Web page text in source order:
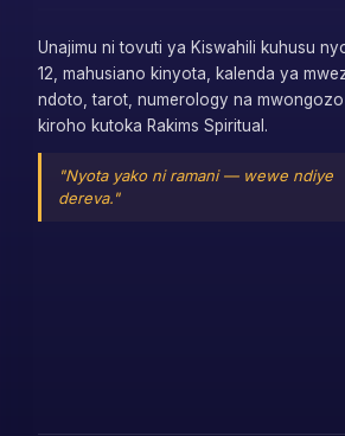
Unajimu ni tovuti ya Kiswahili kuhusu
12, mahusiano kinyota, kalenda ya
ndoto, tarot, numerology na
kiroho kutoka Rakims Spiritual.
"Nyota yako ni ramani — wewe ndiye
dereva."